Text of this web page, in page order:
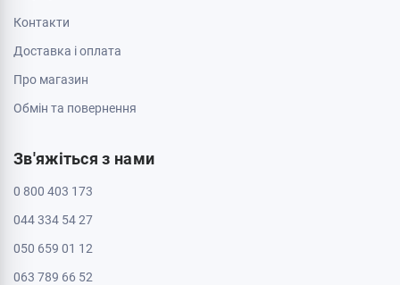
Контакти
Доставка і оплата
Про магазин
Обмін та повернення
Зв'яжіться з нами
0 800 403 173
044 334 54 27
050 659 01 12
063 789 66 52